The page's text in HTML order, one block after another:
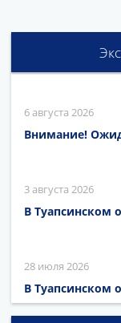
6 августа 2026
Внимание!
3 августа 2026
В Туапсинском
28 июля 2026
В Туапсинском